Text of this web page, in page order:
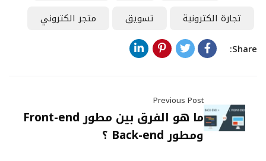
تجارة الكترونية
تسويق
متجر الكتروني
Share:
Previous Post
ما هو الفرق بين مطور Front-end
ومطور Back-end ؟